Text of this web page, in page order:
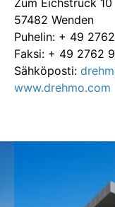
Zum Eichstruck 10
57482 Wenden
Puhelin: + 49
Faksi: + 49 2762
Sähköposti:
www.drehmo.com